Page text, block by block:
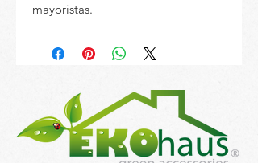
mayoristas.